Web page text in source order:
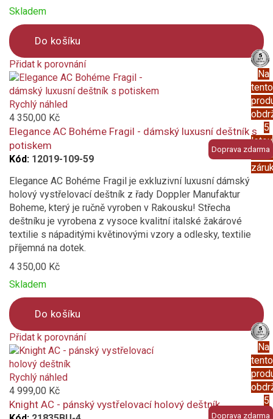
Na
tento
5
letou
Skladem
Do košíku
Přidat k porovnání
Product
is
added
to
compare
Doprava zdarma
Na
tento
5
letou
Rychlý náhled
4 350,00 Kč
Elegance AC Bohéme Fragil - dámský luxusní deštník s
potiskem
Kód: 12019-109-59
Elegance AC Bohéme Fragil je exkluzivní luxusní dámský
holový vystřelovací deštník z řady Doppler Manufaktur
Boheme, který je ručně vyroben v Rakousku! Střecha
deštníku je vyrobena z vysoce kvalitní italské žakárové
textilie s nápaditými květinovými vzory a odlesky, textilie
příjemná na dotek.
4 350,00 Kč
Skladem
Do košíku
Přidat k porovnání
Product
is
added
to
compare
Doprava zdarma
Rychlý náhled
4 999,00 Kč
Knight AC - pánský vystřelovací holový deštník